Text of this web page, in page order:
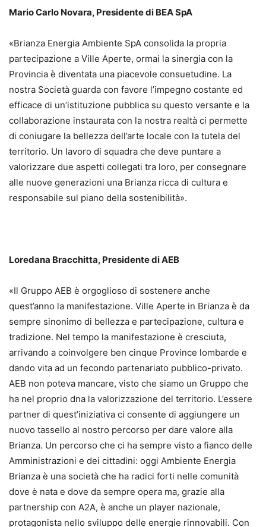
Mario Carlo Novara, Presidente di BEA SpA
«Brianza Energia Ambiente SpA consolida la propria
partecipazione a Ville Aperte, ormai la sinergia con la
Provincia è diventata una piacevole consuetudine. La
nostra Società guarda con favore l’impegno costante ed
efficace di un’istituzione pubblica su questo versante e la
collaborazione instaurata con la nostra realtà ci permette
di coniugare la bellezza dell’arte locale con la tutela del
territorio. Un lavoro di squadra che deve puntare a
valorizzare due aspetti collegati tra loro, per consegnare
alle nuove generazioni una Brianza ricca di cultura e
responsabile sul piano della sostenibilità».
Loredana Bracchitta, Presidente di AEB
«Il Gruppo AEB è orgoglioso di sostenere anche
quest’anno la manifestazione. Ville Aperte in Brianza è da
sempre sinonimo di bellezza e partecipazione, cultura e
tradizione. Nel tempo la manifestazione è cresciuta,
arrivando a coinvolgere ben cinque Province lombarde e
dando vita ad un fecondo partenariato pubblico-privato.
AEB non poteva mancare, visto che siamo un Gruppo che
ha nel proprio dna la valorizzazione del territorio. L’essere
partner di quest’iniziativa ci consente di aggiungere un
nuovo tassello al nostro percorso per dare valore alla
Brianza. Un percorso che ci ha sempre visto a fianco delle
Amministrazioni e dei cittadini: oggi Ambiente Energia
Brianza è una società che ha radici forti nelle comunità
dove è nata e dove da sempre opera ma, grazie alla
partnership con A2A, è anche un player nazionale,
protagonista nello sviluppo delle energie rinnovabili. Con